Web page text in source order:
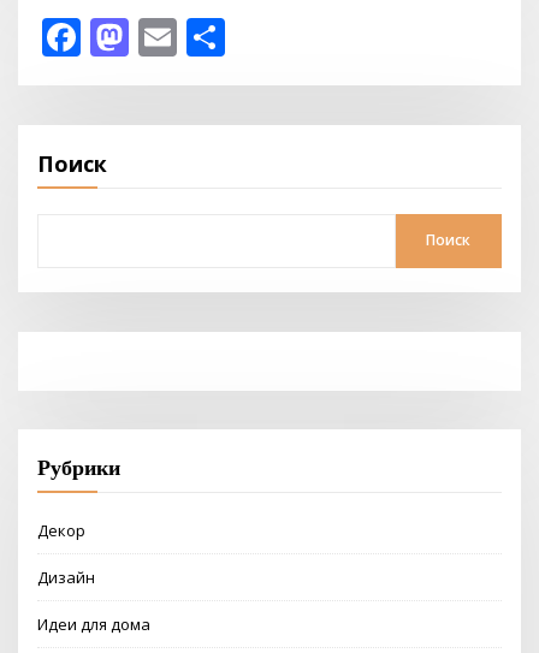
Facebook
Mastodon
Email
Поиск
Поиск
Рубрики
Декор
Дизайн
Идеи для дома